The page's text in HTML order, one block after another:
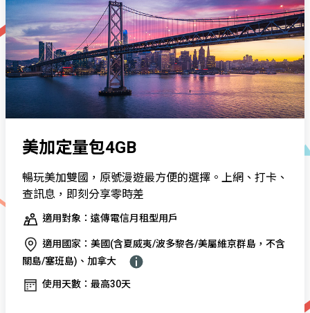
美加定量包4GB
暢玩美加雙國，原號漫遊最方便的選擇。上網、打卡、
查訊息，即刻分享零時差
適用對象：遠傳電信月租型用戶
適用國家：美國(含夏威夷/波多黎各/美屬維京群島，不含
關島/塞班島)、加拿大
使用天數：最高30天